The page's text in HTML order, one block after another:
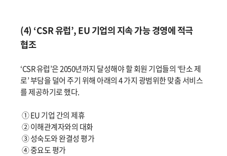
(4) ‘CSR 유럽’, EU 기업의 지속 가능 경영에 적극
협조
‘CSR 유럽’은 2050년까지 달성해야 할 회원 기업들의 ‘탄소 제
로’ 부담을 덜어 주기 위해 아래의 4 가지 광범위한 맞춤 서비스
를 제공하기로 했다.
① EU 기업 간의 제휴
② 이해관계자와의 대화
③ 성숙도와 완결성 평가
④ 중요도 평가